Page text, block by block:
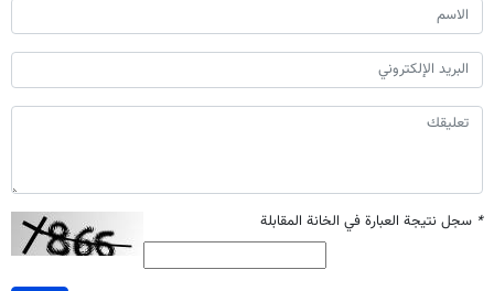
* سجل نتيجة العبارة في الخانة المقابلة